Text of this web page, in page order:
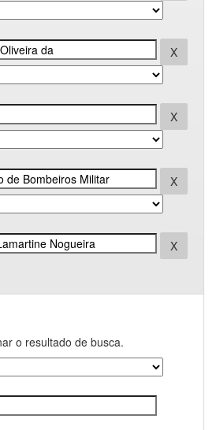
o resultado de busca.